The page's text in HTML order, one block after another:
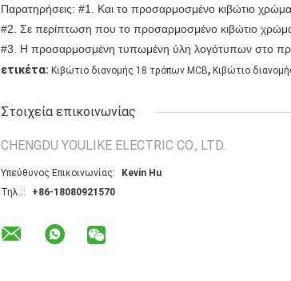
Παρατηρήσεις: #1. Και το προσαρμοσμένο κιβώτιο
#2. Σε περίπτωση που το προσαρμοσμένο κιβώτιο
#3. Η προσαρμοσμένη τυπωμένη ύλη λογότυπων στο
ετικέτα: Κιβώτιο διανομής 18 τρόπων MCB, Κιβώτιο
Στοιχεία επικοινωνίας
CHENGDU YOULIKE ELECTRIC CO., LTD.
Υπεύθυνος Επικοινωνίας:
Kevin Hu
Τηλ.::
+86-18080921570